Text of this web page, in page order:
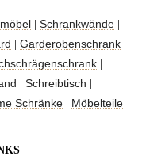
Schrankwände|
Garderobenschrank
Schreibtisch
Schränke Möbelteile